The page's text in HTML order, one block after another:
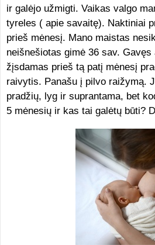
ir galėjo užmigti. Vaikas valgo
tyreles ( apie savaitę). Naktiniai
prieš mėnesį. Mano maistas
neišnešiotas gimė 36 sav. Gavęs
žįsdamas prieš tą patį mėnesį
raivytis. Panašu į pilvo raižymą.
pradžių, lyg ir suprantama, bet
5 mėnesių ir kas tai galėtų būti?